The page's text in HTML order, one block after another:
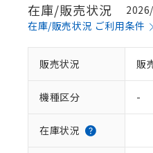
在庫/販売状況
在庫/販売状況 ご利用条件
販売状況 販
機種区分 -
在庫状況